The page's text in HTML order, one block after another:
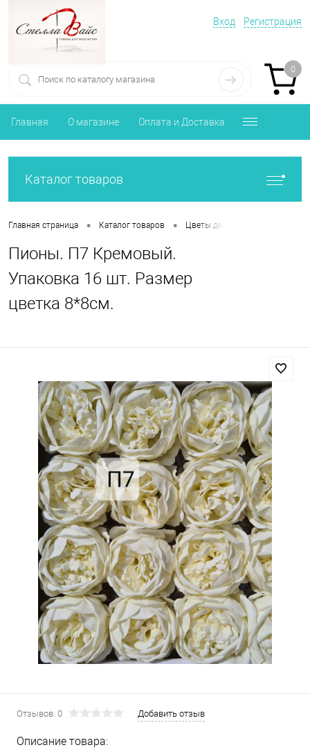
Вход Регистрация
0
Главная О магазине Оплата и Доставка
Каталог товаров
Главная страница • Каталог товаров • Цветы декоративные
Пионы. П7 Кремовый.
Упаковка 16 шт. Размер
цветка 8*8см.
Отзывов: 0 Добавить отзыв
Описание товара: